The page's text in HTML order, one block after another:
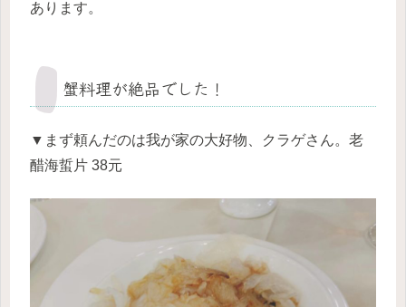
あります。
蟹料理が絶品でした！
▼まず頼んだのは我が家の大好物、クラゲさん。老
醋海蜇片 38元